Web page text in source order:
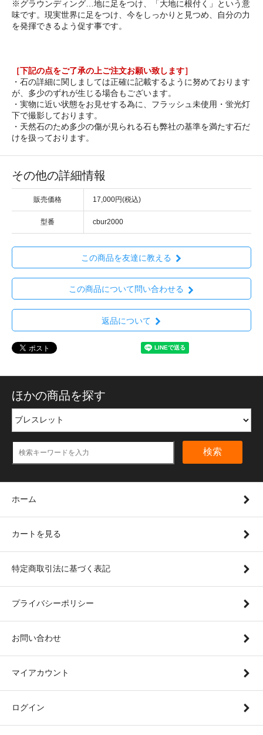
※グラウンディング…地に足をつけ、「大地に根付く」という意
味です。現実世界に足をつけ、今をしっかりと見つめ、自分の力
を発揮できるよう促す事です。
［下記の点をご了承の上ご注文お願い致します］
・石の詳細に関しましては正確に記載するように努めております
が、多少のずれが生じる場合もございます。
・実物に近い状態をお見せする為に、フラッシュ未使用・蛍光灯
下で撮影しております。
・天然石のため多少の傷が見られる石も弊社の基準を満たす石だ
けを扱っております。
その他の詳細情報
販売価格 17,000円(税込)
型番 cbur2000
この商品を友達に教える
この商品について問い合わせる
返品について
ほかの商品を探す
検索
ホーム
カートを見る
特定商取引法に基づく表記
プライバシーポリシー
お問い合わせ
マイアカウント
ログイン